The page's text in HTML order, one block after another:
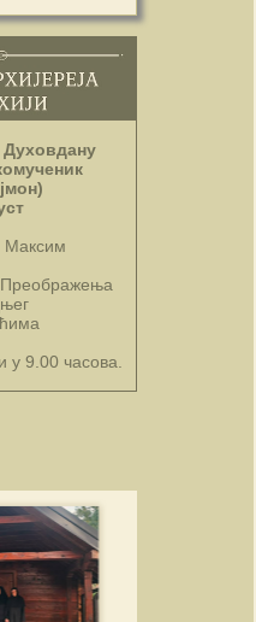
Максим
Преображења
у 9.00 часова.